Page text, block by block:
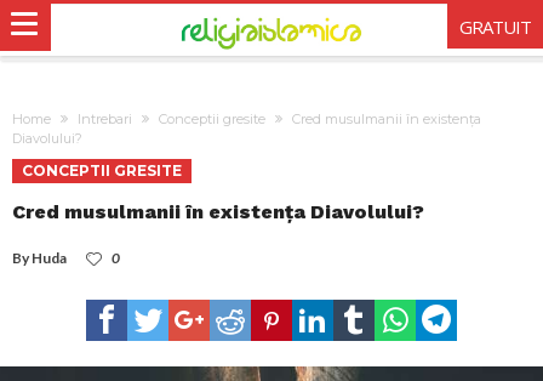
GRATUIT
Home Intrebari Conceptii gresite
Cred musulmanii în existența
Diavolului?
CONCEPTII GRESITE
Cred musulmanii în existența Diavolului?
By Huda 0